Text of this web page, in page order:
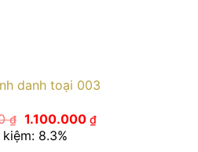
danh toại 003
₫ Giá
gốc
là:
1.100.000 ₫Giá
hiện
8.3%